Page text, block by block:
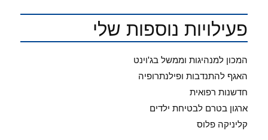
פעילויות נוספות שלי
המכון למנהיגות וממשל בג'וינט
האגף להתנדבות ופילנתרופיה
חדשנות רפואית
ארגון בטרם לבטיחת ילדים
קליניקה פלוס